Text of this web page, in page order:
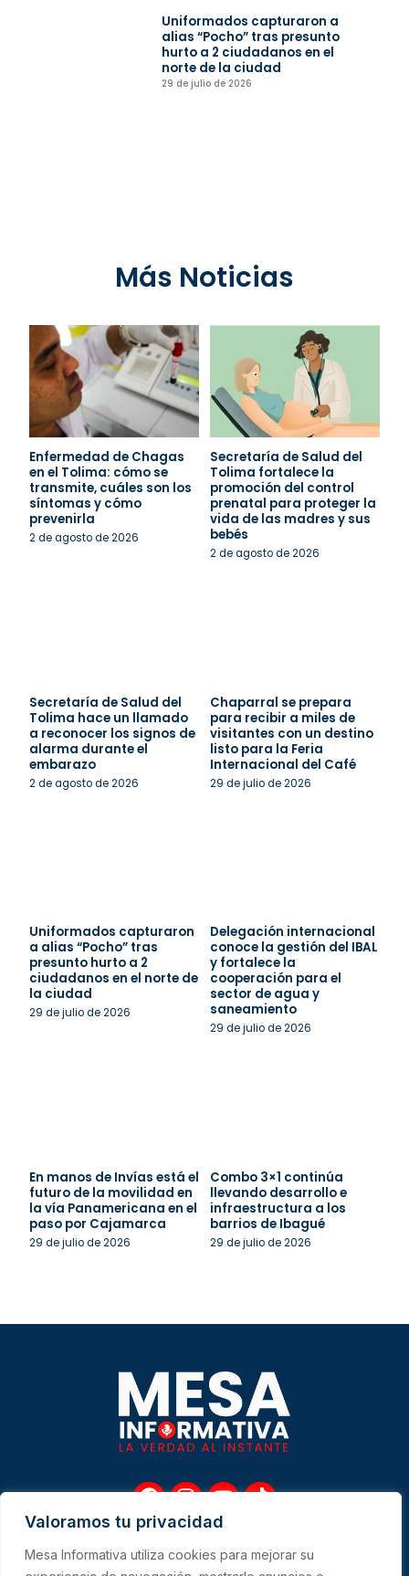
Valoramos tu privacidad
Mesa Informativa utiliza cookies para mejorar su
Uniformados capturaron a
alias “Pocho” tras presunto
hurto a 2 ciudadanos en el
norte de la ciudad
29 de julio de 2026
Más Noticias
Enfermedad de Chagas
en el Tolima: cómo se
transmite, cuáles son los
síntomas y cómo
prevenirla
2 de agosto de 2026
Secretaría de Salud del
Tolima fortalece la
promoción del control
prenatal para proteger la
vida de las madres y sus
bebés
2 de agosto de 2026
Secretaría de Salud del
Tolima hace un llamado
a reconocer los signos de
alarma durante el
embarazo
2 de agosto de 2026
Chaparral se prepara
para recibir a miles de
visitantes con un destino
listo para la Feria
Internacional del Café
29 de julio de 2026
Uniformados capturaron
a alias “Pocho” tras
presunto hurto a 2
ciudadanos en el norte de
la ciudad
29 de julio de 2026
Delegación internacional
conoce la gestión del IBAL
y fortalece la
cooperación para el
sector de agua y
saneamiento
29 de julio de 2026
En manos de Invías está el
futuro de la movilidad en
la vía Panamericana en el
paso por Cajamarca
29 de julio de 2026
Combo 3×1 continúa
llevando desarrollo e
infraestructura a los
barrios de Ibagué
29 de julio de 2026
F
a
c
e
b
I
n
s
t
a
Y
u
t
u
T
t
o